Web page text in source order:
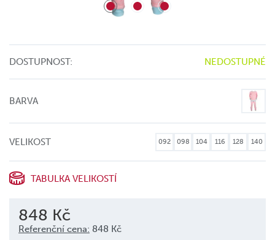
DOSTUPNOST: NEDOSTUPNÉ
BARVA
VELIKOST 092 098 104 116 128 140
TABULKA VELIKOSTÍ
848 Kč
Referenční cena: 848 Kč